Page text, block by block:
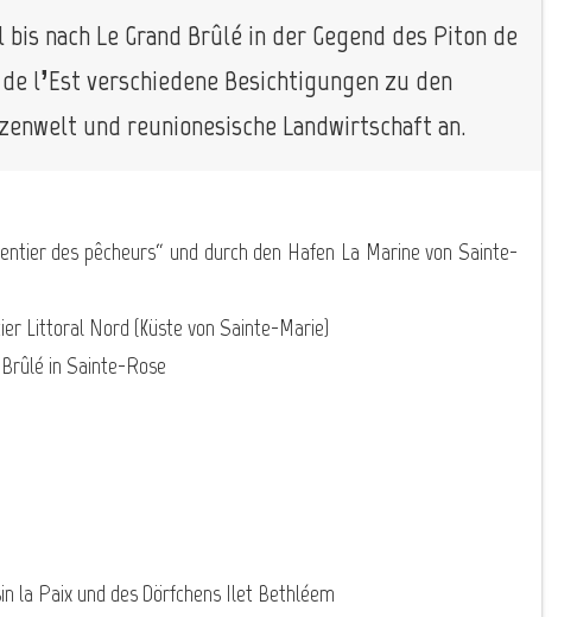
nach Le Grand Brûlé in der Gegend des Piton de
l’Est verschiedene Besichtigungen zu den
und reunionesische Landwirtschaft an.
des pêcheurs“ und durch den Hafen La Marine von Sainte-
Littoral Nord (Küste von Sainte-Marie)
in Sainte-Rose
la Paix und des Dörfchens Ilet Bethléem